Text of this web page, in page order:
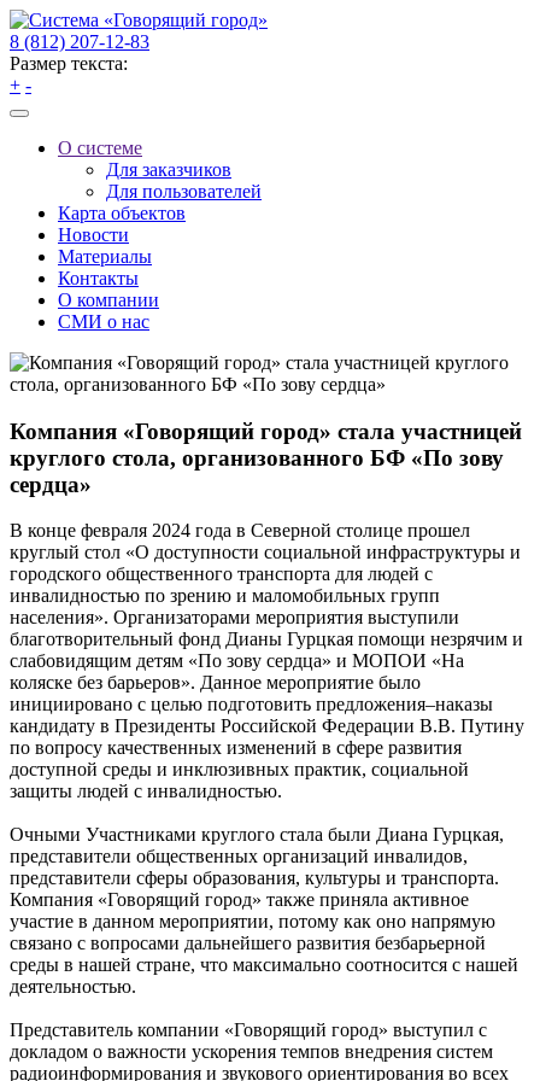
8 (812) 207-12-83
Размер текста:
+ -
О системе
Для заказчиков
Для пользователей
Карта объектов
Новости
Материалы
Контакты
О компании
СМИ о нас
Компания «Говорящий город» стала участницей
круглого стола, организованного БФ «По зову
сердца»
В конце февраля 2024 года в Северной столице прошел
круглый стол «О доступности социальной инфраструктуры и
городского общественного транспорта для людей с
инвалидностью по зрению и маломобильных групп
населения». Организаторами мероприятия выступили
благотворительный фонд Дианы Гурцкая помощи незрячим и
слабовидящим детям «По зову сердца» и МОПОИ «На
коляске без барьеров». Данное мероприятие было
инициировано с целью подготовить предложения–наказы
кандидату в Президенты Российской Федерации В.В. Путину
по вопросу качественных изменений в сфере развития
доступной среды и инклюзивных практик, социальной
защиты людей с инвалидностью.
Очными Участниками круглого стала были Диана Гурцкая,
представители общественных организаций инвалидов,
представители сферы образования, культуры и транспорта.
Компания «Говорящий город» также приняла активное
участие в данном мероприятии, потому как оно напрямую
связано с вопросами дальнейшего развития безбарьерной
среды в нашей стране, что максимально соотносится с нашей
деятельностью.
Представитель компании «Говорящий город» выступил с
докладом о важности ускорения темпов внедрения систем
радиоинформирования и звукового ориентирования во всех